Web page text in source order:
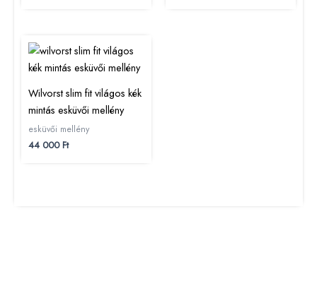
Wilvorst slim fit világos kék
mintás esküvői mellény
esküvői mellény
44 000Ft